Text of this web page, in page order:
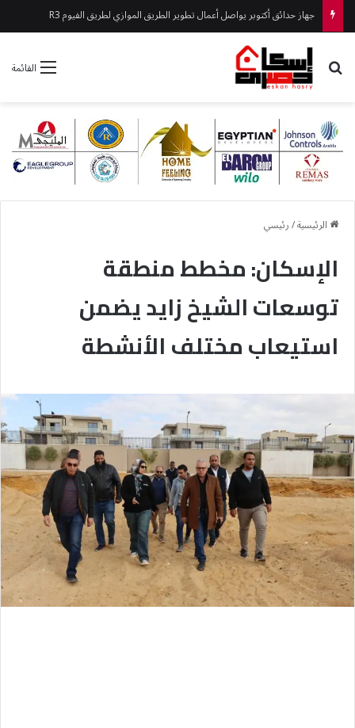
القائمة بحث عن
الرئيسية/رئيسي
الإسكان: مخطط منطقة
توسعات الشيخ زايد يضمن
استيعاب مختلف الأنشطة